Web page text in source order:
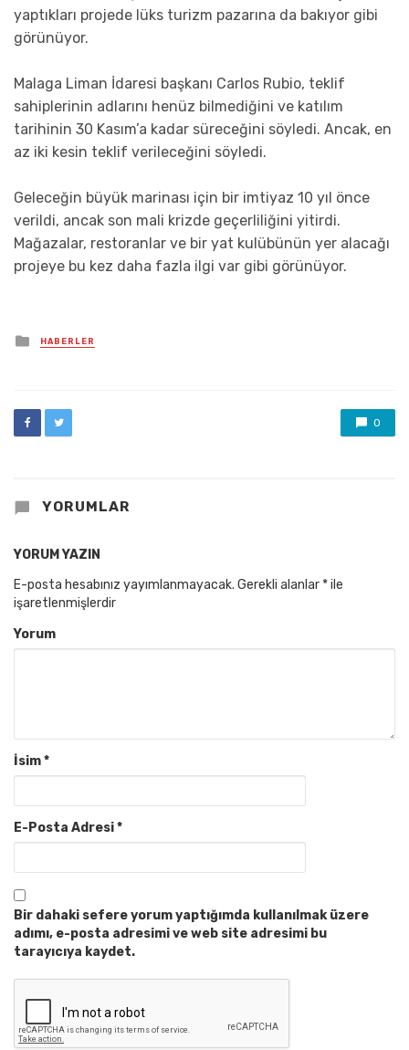
yaptıkları projede lüks turizm pazarına da bakıyor gibi
görünüyor.
Malaga Liman İdaresi başkanı Carlos Rubio, teklif
sahiplerinin adlarını henüz bilmediğini ve katılım
tarihinin 30 Kasım’a kadar süreceğini söyledi. Ancak, en
az iki kesin teklif verileceğini söyledi.
Geleceğin büyük marinası için bir imtiyaz 10 yıl önce
verildi, ancak son mali krizde geçerliliğini yitirdi.
Mağazalar, restoranlar ve bir yat kulübünün yer alacağı
projeye bu kez daha fazla ilgi var gibi görünüyor.
Posted
in
HABERLER
0
YORUMLAR
YORUM YAZIN
E-posta hesabınız yayımlanmayacak. Gerekli alanlar *ile
işaretlenmişlerdir
Yorum
İsim*
E-Posta Adresi*
Bir dahaki sefere yorum yaptığımda kullanılmak üzere
adımı, e-posta adresimi ve web site adresimi bu
tarayıcıya kaydet.